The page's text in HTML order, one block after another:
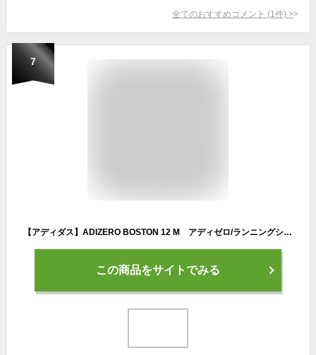
全てのおすすめコメント (1 件) >
7
【アディダス】ADIZERO BOSTON 12 M アディゼロ/ランニングシューズ/adidas (MDF81)ID4233 ワンダーブルー/ルシッドレモン/カーボン
この商品をサイトでみる